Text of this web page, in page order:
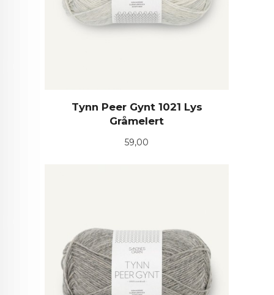
Tynn Peer Gynt 1021 Lys
Gråmelert
Pris
59,00